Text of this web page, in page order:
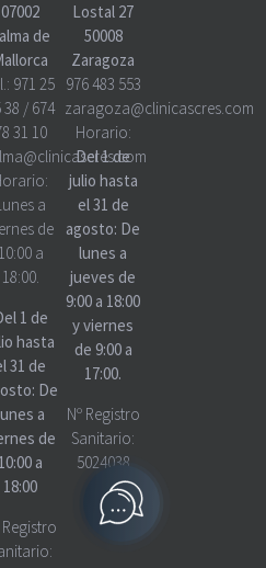
07002
de
971 25
38 / 674
31 10
a
de
10:00 a
18:00.
1 de
hasta
31 de
De
a
de
10:00 a
18:00
Registro
Lostal 27
50008
Zaragoza
976 483 553
zaragoza@clinicascres.com
Horario:
Del 1 de
julio hasta
el 31 de
agosto: De
lunes a
jueves de
9:00 a 18:00
y viernes
de 9:00 a
17:00.
Nº Registro
Sanitario:
5024038